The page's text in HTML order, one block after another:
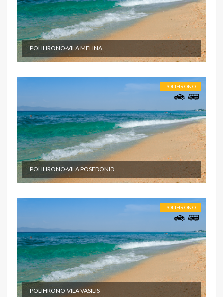
POLIHRONO-VILA MELINA
POLIHRONO
POLIHRONO-VILA POSEDONIO
POLIHRONO
POLIHRONO-VILA VASILIS